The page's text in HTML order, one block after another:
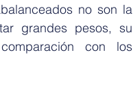
no son la
grandes pesos, su
con los